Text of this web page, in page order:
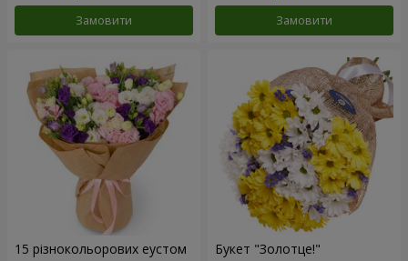
Замовити Замовити
15 різнокольорових еустом Букет "Золотце!"